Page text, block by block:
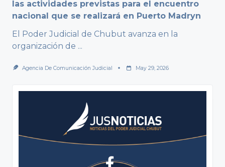
las actividades previstas para el encuentro
nacional que se realizará en Puerto Madryn
El Poder Judicial de Chubut avanza en la
organización de ...
Agencia De Comunicación Judicial May 29, 2026